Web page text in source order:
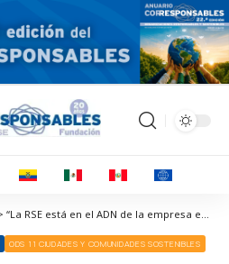
Corresponsables > Entrevistas > “La RSE está en el ADN de la empresa española que trabaja en México”
ODS 11 CIUDADES Y COMUNIDADES SOSTENIBLES